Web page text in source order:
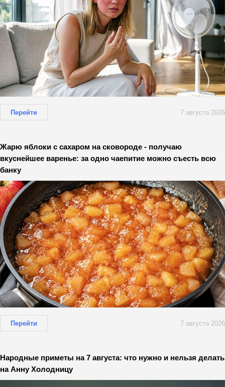
Перейти 7 августа 2026
Жарю яблоки с сахаром на сковороде - получаю
вкуснейшее варенье: за одно чаепитие можно съесть всю
банку
Перейти 7 августа 2026
Народные приметы на 7 августа: что нужно и нельзя делать
на Анну Холодницу